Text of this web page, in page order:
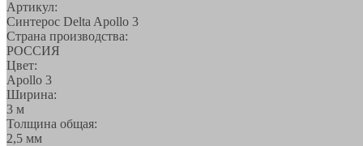
Артикул:
Синтерос Delta Apollo 3
Страна производства:
РОССИЯ
Цвет:
Apollo 3
Ширина:
3 м
Толщина общая:
2,5 мм